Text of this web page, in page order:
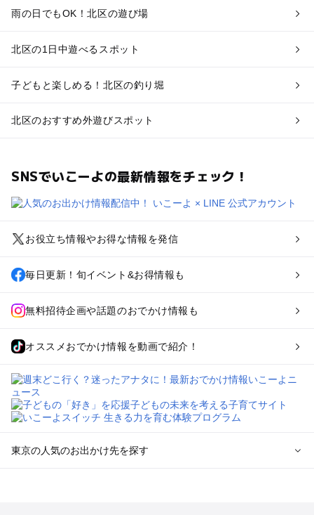
雨の日でもOK！北区の遊び場
北区の1日中遊べるスポット
子どもと楽しめる！北区の釣り堀
北区のおすすめ外遊びスポット
SNSでいこーよの最新情報をチェック！
お役立ち情報やお得な情報を発信
毎日更新！旬イベント&お得情報も
無料招待企画や話題のおでかけ情報も
オススメおでかけ情報を動画で紹介！
東京の人気のお出かけ先を探す